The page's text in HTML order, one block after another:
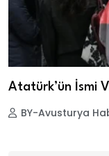
Atatürk’ün İsmi
BY-Avusturya